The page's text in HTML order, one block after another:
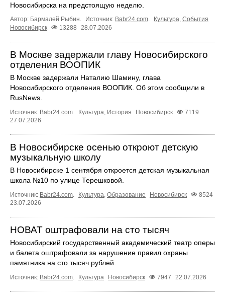
Новосибирска на предстоящую неделю.
Автор: Бармалей Рыбин. Источник: Babr24.com. Культура, События
Новосибирск
13288 28.07.2026
В Москве задержали главу Новосибирского
отделения ВООПИК
В Москве задержали Наталию Шамину, глава
Новосибирского отделения ВООПИК. Об этом сообщили в
RusNews.
Источник: Babr24.com. Культура, История Новосибирск
7119
27.07.2026
В Новосибирске осенью откроют детскую
музыкальную школу
В Новосибирске 1 сентября откроется детская музыкальная
школа №10 по улице Терешковой.
Источник: Babr24.com. Культура, Образование Новосибирск
8524
23.07.2026
НОВАТ оштрафовали на сто тысяч
Новосибирский государственный академический театр оперы
и балета оштрафовали за нарушение правил охраны
памятника на сто тысяч рублей.
Источник: Babr24.com. Культура Новосибирск 7947 22.07.2026